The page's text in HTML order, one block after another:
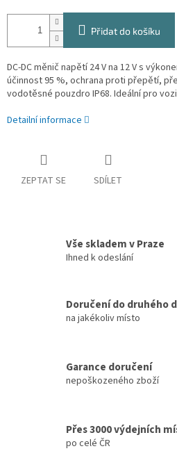
Přidat do košíku
DC-DC měnič napětí 24 V na 12 V s
účinnost 95 %, ochrana proti přepětí,
vodotěsné pouzdro IP68. Ideální pro
Detailní informace
ZEPTAT SE SDÍLET
Vše skladem v Praze
Ihned k odeslání
Doručení do druhého
na jakékoliv místo
Garance doručení
nepoškozeného zboží
Přes 3000 výdejních
po celé ČR